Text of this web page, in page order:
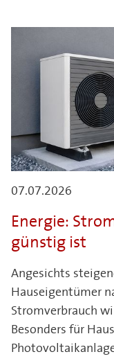
07.07.2026
Energie:
günstig ist
Angesichts
Hauseigentümer
Stromverbrauch
Besonders für